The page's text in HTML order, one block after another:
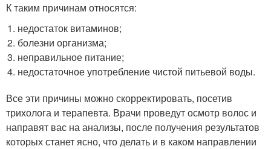
К таким причинам относятся:
недостаток витаминов;
болезни организма;
неправильное питание;
недостаточное употребление чистой питьевой воды.
Все эти причины можно скорректировать, посетив
трихолога и терапевта. Врачи проведут осмотр волос и
направят вас на анализы, после получения результатов
которых станет ясно, что делать и в каком направлении